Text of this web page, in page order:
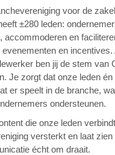
voor de
±280 leden:
accommoderen en
en incentives.
ben jij de stem van
Je zorgt dat onze leden én
er speelt in de branche,
ondersteunen.
die onze leden
versterkt en laat zien
écht om draait.